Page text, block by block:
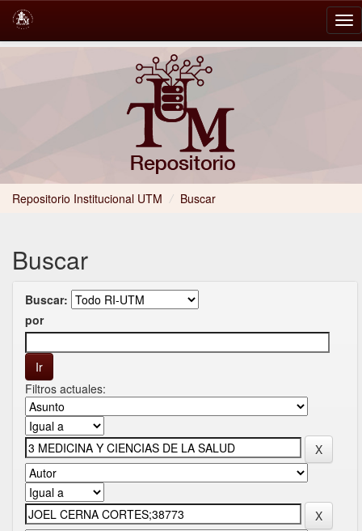
Repositorio Institucional UTM / Buscar
Buscar
Buscar:
por
Filtros actuales: